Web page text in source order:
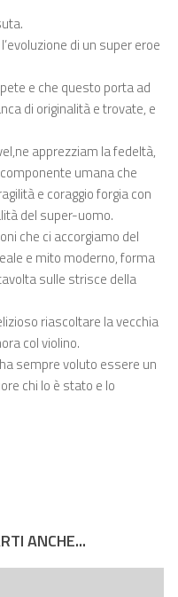
di un super eroe
e che questo porta ad
di originalità e trovate, e
apprezziam la fedeltà,
umana che
e coraggio forgia con
del super-uomo.
che ci accorgiamo del
e mito moderno, forma
sulle strisce della
riascoltare la vecchia
col violino.
sempre voluto essere un
chi lo è stato e lo
ANCHE...